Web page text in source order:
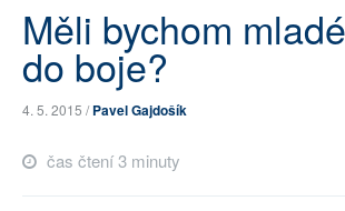
ARCHIV
ROZHOVORY
Měli bychom
do boje?
4. 5. 2015 /Pavel Gajdošík
čas čtení 3 minuty